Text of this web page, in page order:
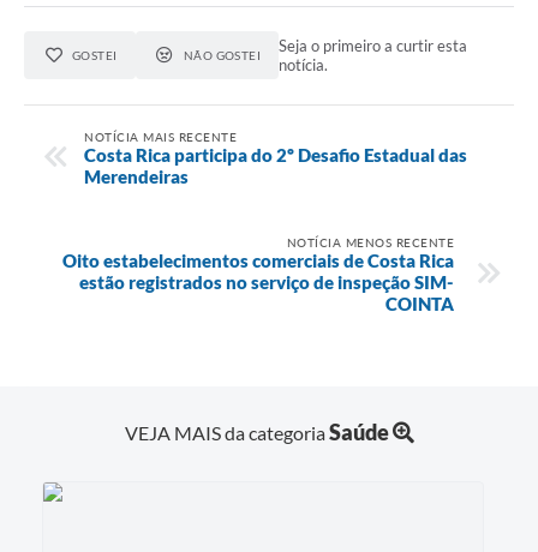
GOSTEI NÃO GOSTEI
Seja o primeiro a curtir esta
notícia.
NOTÍCIA MAIS RECENTE
Costa Rica participa do 2º Desafio Estadual das
Merendeiras
NOTÍCIA MENOS RECENTE
Oito estabelecimentos comerciais de Costa Rica
estão registrados no serviço de inspeção SIM-
COINTA
VEJA MAIS da categoriaSaúde